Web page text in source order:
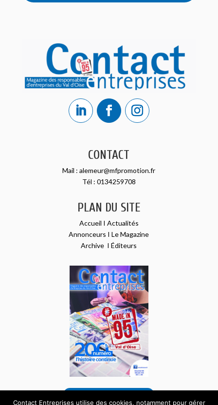
CONTACT
Mail :alemeur@mfpromotion.fr
Tél : 0134259708
PLAN DU SITE
Accueil I Actualités
Annonceurs ILe Magazine
Archive IÉditeurs
Contact Entreprises utilise des cookies, notamment pour gérer